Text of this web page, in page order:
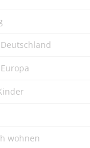
wohnen